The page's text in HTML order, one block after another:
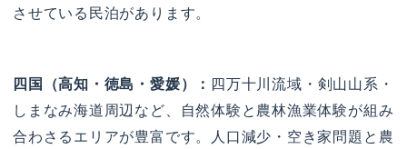
させている民泊があります。
四国（高知・徳島・愛媛）： 四万十川流域・剣山山系・
しまなみ海道周辺など、自然体験と農林漁業体験が組み
合わさるエリアが豊富です。人口減少・空き家問題と農